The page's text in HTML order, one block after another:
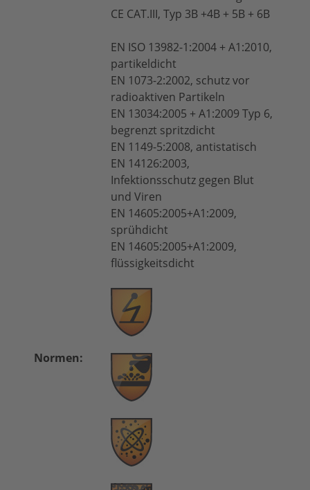
Normen:
CE CAT.III, Typ 3B +4B + 5B + 6B
EN ISO 13982-1:2004 + A1:2010,
partikeldicht
EN 1073-2:2002, schutz vor
radioaktiven Partikeln
EN 13034:2005 + A1:2009 Typ 6,
begrenzt spritzdicht
EN 1149-5:2008, antistatisch
EN 14126:2003,
Infektionsschutz gegen Blut
und Viren
EN 14605:2005+A1:2009,
sprühdicht
EN 14605:2005+A1:2009,
flüssigkeitsdicht